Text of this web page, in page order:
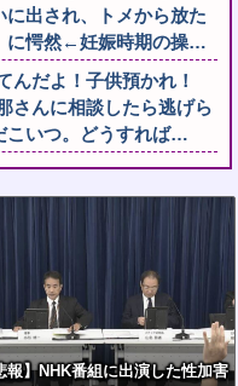
出され、トメから放た
に愕然←妊娠時期の操…
んだよ！子供預かれ！
んに相談したら逃げら
こいつ。どうすれば…
報】NHK番組に出演した性加害